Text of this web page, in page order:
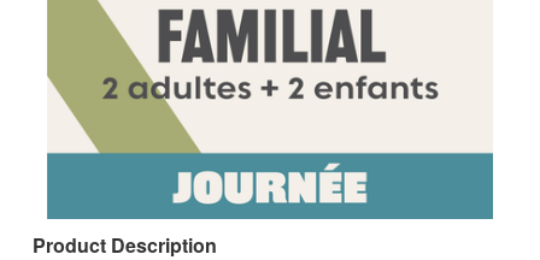
Product Description